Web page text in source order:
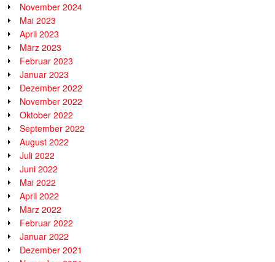
November 2024
Mai 2023
April 2023
März 2023
Februar 2023
Januar 2023
Dezember 2022
November 2022
Oktober 2022
September 2022
August 2022
Juli 2022
Juni 2022
Mai 2022
April 2022
März 2022
Februar 2022
Januar 2022
Dezember 2021